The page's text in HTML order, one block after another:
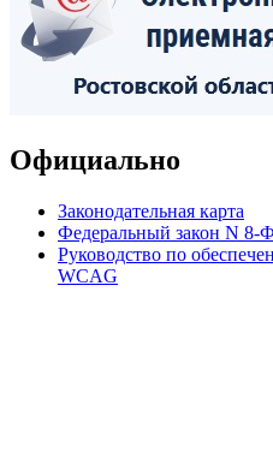
Официально
Законодательная карта
Федеральный закон N 8-
Руководство по
WCAG